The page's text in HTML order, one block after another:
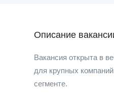
Описание
Вакансия открыта в
для крупных
сегменте.